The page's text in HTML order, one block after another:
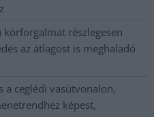
részlegesen
az átlagost is meghaladó
a ceglédi vasútvonalon,
képest,